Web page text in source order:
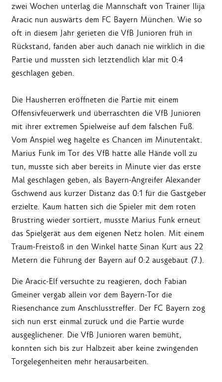
zwei Wochen unterlag die Mannschaft von Trainer Ilija
Aracic nun auswärts dem FC Bayern München. Wie so
oft in diesem Jahr gerieten die VfB Junioren früh in
Rückstand, fanden aber auch danach nie wirklich in die
Partie und mussten sich letztendlich klar mit 0:4
geschlagen geben.
Die Hausherren eröffneten die Partie mit einem
Offensivfeuerwerk und überraschten die VfB Junioren
mit ihrer extremen Spielweise auf dem falschen Fuß.
Vom Anspiel weg hagelte es Chancen im Minutentakt.
Marius Funk im Tor des VfB hatte alle Hände voll zu
tun, musste sich aber bereits in Minute vier das erste
Mal geschlagen geben, als Bayern-Angreifer Alexander
Gschwend aus kurzer Distanz das 0:1 für die Gastgeber
erzielte. Kaum hatten sich die Spieler mit dem roten
Brustring wieder sortiert, musste Marius Funk erneut
das Spielgerät aus dem eigenen Netz holen. Mit einem
Traum-Freistoß in den Winkel hatte Sinan Kurt aus 22
Metern die Führung der Bayern auf 0:2 ausgebaut (7.).
Die Aracic-Elf versuchte zu reagieren, doch Fabian
Gmeiner vergab allein vor dem Bayern-Tor die
Riesenchance zum Anschlusstreffer. Der FC Bayern zog
sich nun erst einmal zurück und die Partie wurde
ausgeglichener. Die VfB Junioren waren bemüht,
konnten sich bis zur Halbzeit aber keine zwingenden
Torgelegenheiten mehr herausarbeiten.